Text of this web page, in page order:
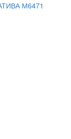
М6471